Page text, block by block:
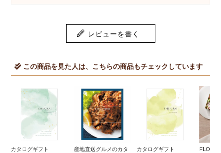
レビューを書く
この商品を見た人は、こちらの商品もチェックしています
カタログギフト
産地直送グルメのカタ
カタログギフト